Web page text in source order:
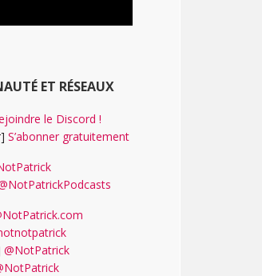
ET RÉSEAUX
le Discord !
S’abonner gratuitement
@NotPatrick